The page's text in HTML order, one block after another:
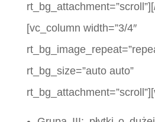
[vc_column width=”3/4″
rt_bg_size=”auto auto”